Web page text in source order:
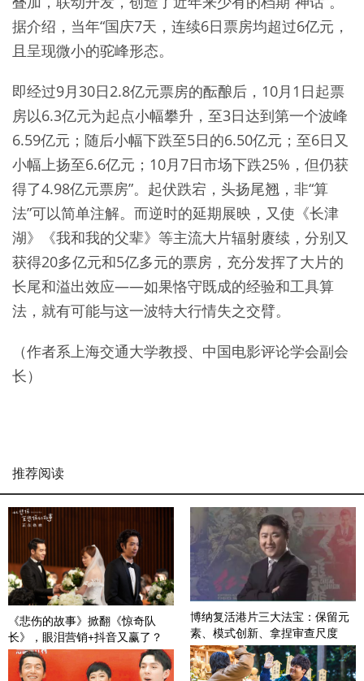
据介绍，当年“国庆7天，连续6日票房均超过6亿元，
且呈现微小的驼峰形态。
即经过9月30日2.8亿元票房的酝酿后，10月1日起票
房以6.3亿元为起点小幅攀升，至3日达到第一个波峰
6.59亿元；随后小幅下跌至5日的6.50亿元；至6日又
小幅上扬至6.6亿元；10月7日市场下跌25%，但仍获
得了4.98亿元票房”。起伏跌宕，头扬尾翘，非“算
法”可以简单注解。而逆时的延期展映，又使《长津
湖》《我和我的父辈》等主流大片辐射赓续，分别又
获得20多亿元和5亿多元的票房，充分发挥了大片的
长尾和溢出效应——如果恪守既成的经验和工具算
法，就有可能与这一波特大行情失之交臂。
（作者系上海交通大学教授、中国电影评论学会副会
长）
推荐阅读
《悲伤的故事》掀翻《惊奇队
长》，眼泪营销+抖音又赢了？
博纳复活港片三大法宝：保留元
素、模式创新、拿捏审查尺度